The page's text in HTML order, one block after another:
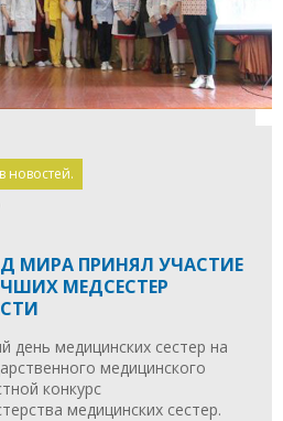
новостей.
МИРА ПРИНЯЛ УЧАСТИЕ
МЕДСЕСТЕР
медицинских сестер на
медицинского
конкурс
медицинских сестер.